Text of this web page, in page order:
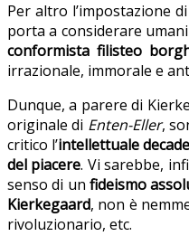
Per altro l’impostazione
porta a considerare
conformista filisteo
irrazionale, immorale e
Dunque, a parere di
originale di Enten-Eller,
critico l’intellettuale
del piacere. Vi sarebbe,
senso di un fideismo
Kierkegaard, non è
rivoluzionario, etc.